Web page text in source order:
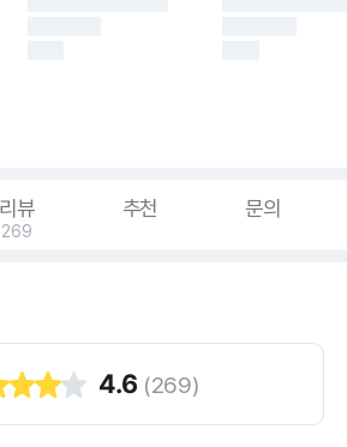
리뷰
269
추천 문의
4.6 (269)